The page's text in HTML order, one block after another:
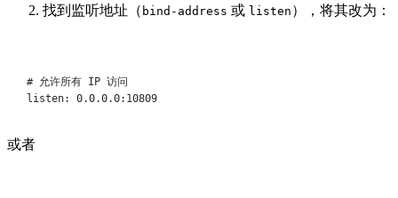
找到监听地址（ bind-address 或 listen ），将其改为：
# 允许所有 IP 访问
listen:
0.0.0.0:10809
或者